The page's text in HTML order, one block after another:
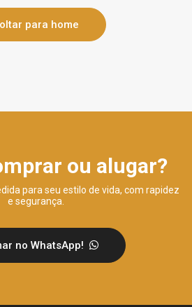
para home
ou alugar?
para seu estilo de vida, com rapidez
e segurança.
no WhatsApp!